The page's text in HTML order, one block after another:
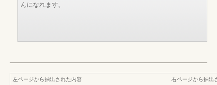
んになれます。
左ページから抽出された内容
右ページから抽出